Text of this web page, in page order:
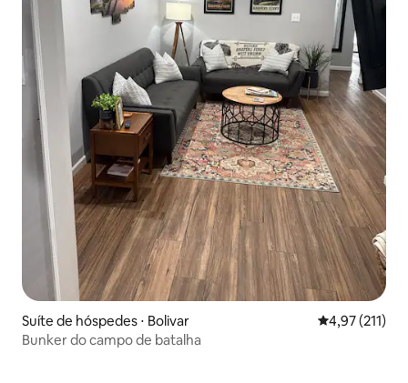
Suíte de hóspedes ⋅ Bolivar 4,97 de uma
4,97 (211)
Bunker do campo de batalha